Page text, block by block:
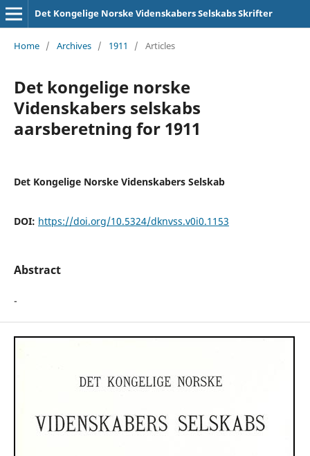
Det Kongelige Norske Videnskabers Selskabs Skrifter
Home / Archives / 1911 / Articles
Det kongelige norske
Videnskabers selskabs
aarsberetning for 1911
Det Kongelige Norske Videnskabers Selskab
DOI: https://doi.org/10.5324/dknvss.v0i0.1153
Abstract
-